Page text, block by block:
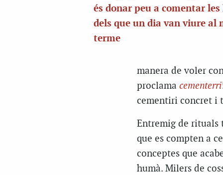
és donar peu a comentar
dels que un dia van viure al
terme
manera de voler
proclama cementerri
cementiri concret i
Entremig de rituals
que es compten a
conceptes que
humà. Milers de